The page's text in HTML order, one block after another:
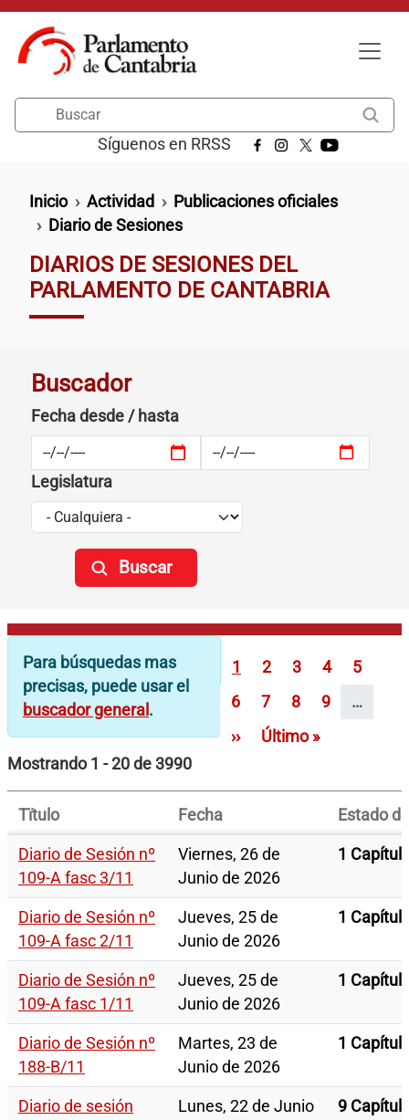
Pasar al contenido principal
Síguenos en RRSS
Ruta de navegación
Inicio Actividad
Publicaciones oficiales
Diario de Sesiones
DIARIOS DE SESIONES DEL
PARLAMENTO DE CANTABRIA
Buscador
Fecha desde / hasta
Legislatura
Para búsquedas mas
precisas, puede usar el
buscador general .
Mostrando 1 - 20 de 3990
Paginación
Página
1 Página
2 Página
3 Página
4 Página
5
Página
6 Página
7 Página
8 Página
9
…
Siguiente página
›› Última página
Último »
Tïtulo Fecha Estado
Diario de Sesión nº
109-A fasc 3/11
Viernes, 26 de
Junio de 2026
1
Diario de Sesión nº
109-A fasc 2/11
Jueves, 25 de
Junio de 2026
1
Diario de Sesión nº
109-A fasc 1/11
Jueves, 25 de
Junio de 2026
1
Diario de Sesión nº
188-B/11
Martes, 23 de
Junio de 2026
1
Diario de sesión
Lunes, 22 de Junio
9